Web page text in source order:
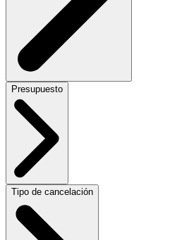
Presupuesto
Tipo de cancelación